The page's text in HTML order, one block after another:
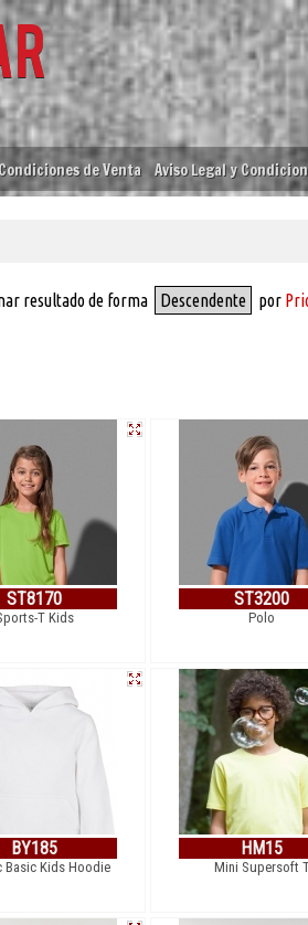
Condiciones de Venta Aviso Legal y
resultado de forma Descendente por
ST8170
T Kids
ST3200
Polo
BY185
Basic Kids Hoodie
HM15
Mini Supersoft